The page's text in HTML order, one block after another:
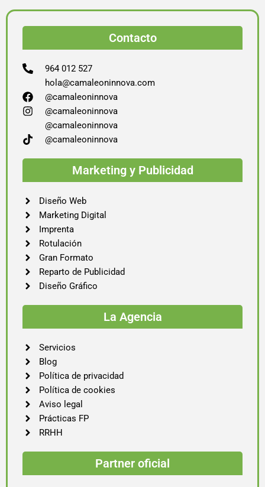
Contacto
964 012 527
hola@camaleoninnova.com
@camaleoninnova
@camaleoninnova
@camaleoninnova
@camaleoninnova
Marketing y Publicidad
Diseño Web
Marketing Digital
Imprenta
Rotulación
Gran Formato
Reparto de Publicidad
Diseño Gráfico
La Agencia
Servicios
Blog
Política de privacidad
Política de cookies
Aviso legal
Prácticas FP
RRHH
Partner oficial